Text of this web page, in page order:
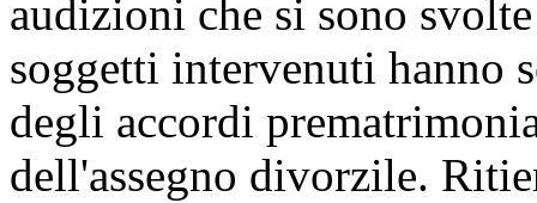
maggioranza e
legge.
Alfredo BAZOLI
(PD)